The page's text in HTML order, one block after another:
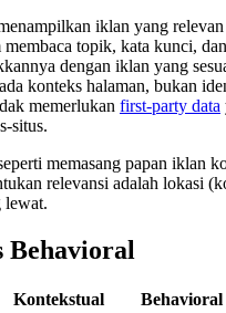
iklan yang
membaca topik, kata kunci,
dengan iklan yang
konteks halaman, bukan
memerlukan first-party data
situs.
memasang papan iklan
relevansi adalah lokasi
lewat.
Behavioral
Kontekstual
Behavioral